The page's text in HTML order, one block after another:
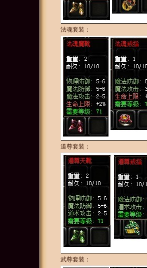
法魂套装：
道尊套装：
武尊套装：